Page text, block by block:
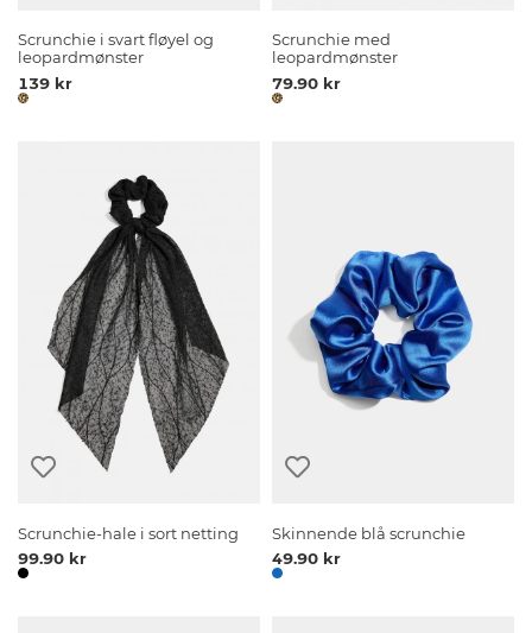
Scrunchie i svart fløyel og
leopardmønster
139 kr
Scrunchie med
leopardmønster
79.90 kr
Scrunchie-hale i sort netting
99.90 kr
Skinnende blå scrunchie
49.90 kr